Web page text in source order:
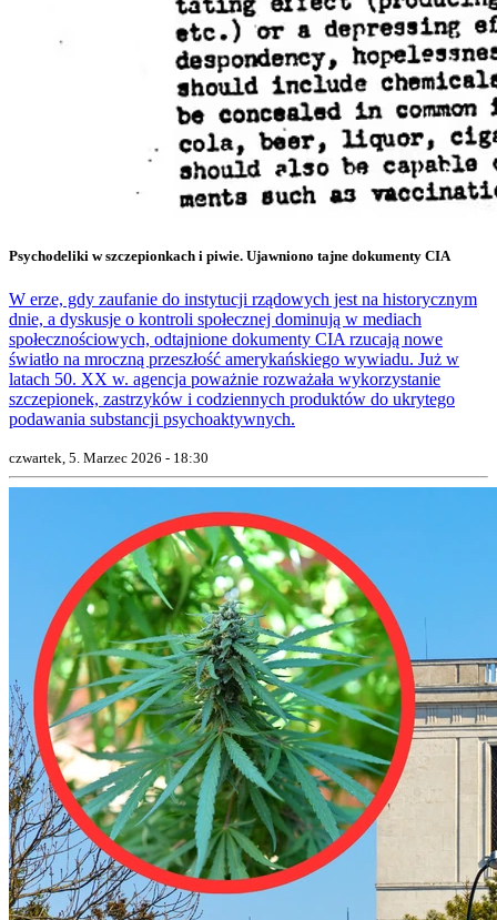
Psychodeliki w szczepionkach i piwie. Ujawniono tajne dokumenty CIA
W erze, gdy zaufanie do instytucji rządowych jest na historycznym
dnie, a dyskusje o kontroli społecznej dominują w mediach
społecznościowych, odtajnione dokumenty CIA rzucają nowe
światło na mroczną przeszłość amerykańskiego wywiadu. Już w
latach 50. XX w. agencja poważnie rozważała wykorzystanie
szczepionek, zastrzyków i codziennych produktów do ukrytego
podawania substancji psychoaktywnych.
czwartek, 5. Marzec 2026 - 18:30